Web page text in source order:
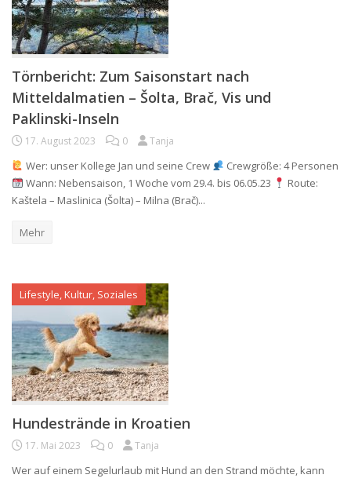
Törnbericht: Zum Saisonstart nach
Mitteldalmatien – Šolta, Brač, Vis und
Paklinski-Inseln
17. August 2023 0 Tanja
Wer: unser Kollege Jan und seine Crew
Crewgröße: 4 Personen
Wann: Nebensaison, 1 Woche vom 29.4. bis 06.05.23
Route:
Kaštela – Maslinica (Šolta) – Milna (Brač)...
Mehr
Lifestyle, Kultur, Soziales
Hundestrände in Kroatien
17. Mai 2023 0 Tanja
Wer auf einem Segelurlaub mit Hund an den Strand möchte, kann